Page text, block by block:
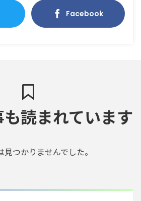
Facebook
読まれています
見つかりませんでした。